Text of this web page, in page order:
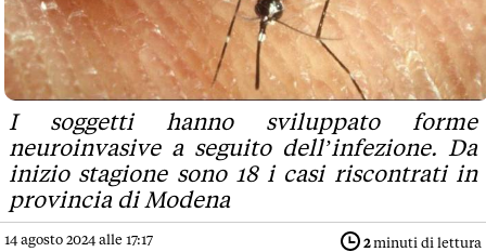
I soggetti hanno sviluppato forme
neuroinvasive a seguito dell’infezione. Da
inizio stagione sono 18 i casi riscontrati in
provincia di Modena
14 agosto 2024 alle 17:17 2minuti di lettura